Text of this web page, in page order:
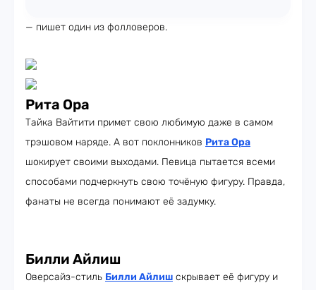
— пишет один из фолловеров.
Рита Ора
Тайка Вайтити примет свою любимую даже в самом
трэшовом наряде. А вот поклонников Рита Ора
шокирует своими выходами. Певица пытается всеми
способами подчеркнуть свою точёную фигуру. Правда,
фанаты не всегда понимают её задумку.
Билли Айлиш
Оверсайз-стиль Билли Айлиш скрывает её фигуру и